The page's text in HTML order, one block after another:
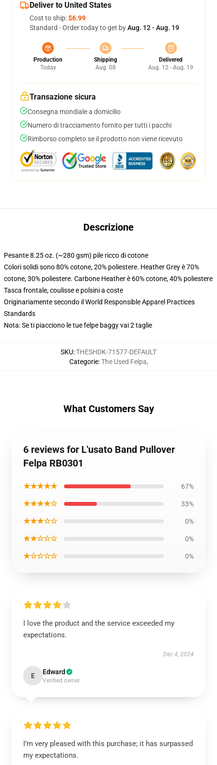
Deliver to United States
Cost to ship:$6.99
Standard - Order today to get byAug. 12 - Aug. 19
Production
Today
Shipping
Aug. 08
Delivered
Aug. 12 - Aug. 19
Transazione sicura
Consegna mondiale a domicilio
Numero di tracciamento fornito per tutti i pacchi
Rimborso completo se il prodotto non viene ricevuto
Descrizione
Pesante 8.25 oz. (~280 gsm) pile ricco di cotone
Colori solidi sono 80% cotone, 20% poliestere. Heather Grey è 70%
cotone, 30% poliestere. Carbone Heather è 60% cotone, 40% poliestere
Tasca frontale, coulisse e polsini a coste
Originariamente secondo il World Responsible Apparel Practices
Standards
Nota: Se ti piacciono le tue felpe baggy vai 2 taglie
SKU:THESHDK-71577-DEFAULT
Categorie:The Used Felpa,
What Customers Say
6 reviews for L'usato Band Pullover
Felpa RB0301
★★★★★ 67%
★★★★☆ 33%
★★★☆☆ 0%
★★☆☆☆ 0%
★☆☆☆☆ 0%
I love the product and the service exceeded my
expectations.
Dec 4, 2024
E Edward
Verified owner
I’m very pleased with this purchase; it has surpassed
my expectations.